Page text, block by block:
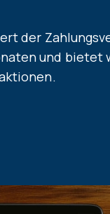
der
und bietet